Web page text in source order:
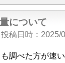
について
投稿日時 2025/
調べた方が速